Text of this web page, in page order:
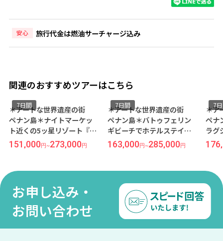
安心 旅行代金は燃油サーチャージ込み
関連のおすすめツアーはこちら
＊アートな世界遺産の街
ペナン島＊ナイトマーケッ
ト近くの5ッ星リゾート『パ
ークロイヤル ペナン』宿泊
≪福岡午前発/シンガポール
フェリンギ- 5泊7日間/朝食
7日間
151,000円~273,000円
＊アートな世界遺産の街
ペナン島＊バトゥフェリン
ギビーチでホテルステイを
心から楽しむ休日━━・・
『シャングリラズ ラサ サヤ
ガポール航空利用/ペナン島
5泊7日間/朝食付き≫
7日間
163,000円~285,000円
＊
ペナ
ラグ
ース
ル
発/
ペナ
泊
7
お申し込み・
お問い合わせ